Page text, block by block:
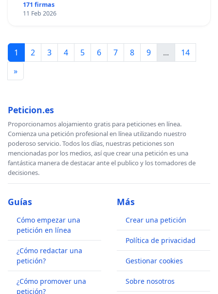
171 firmas
11 Feb 2026
1 2 3 4 5 6 7 8 9 ...
14
»
Peticion.es
Proporcionamos alojamiento gratis para peticiones en línea.
Comienza una petición profesional en línea utilizando nuestro
poderoso servicio. Todos los días, nuestras peticiones son
mencionadas por los medios, así que crear una petición es una
fantástica manera de destacar ante el publico y los tomadores de
decisiones.
Guías
Cómo empezar una
petición en línea
¿Cómo redactar una
petición?
¿Cómo promover una
petición?
Más
Crear una petición
Política de privacidad
Gestionar cookies
Sobre nosotros